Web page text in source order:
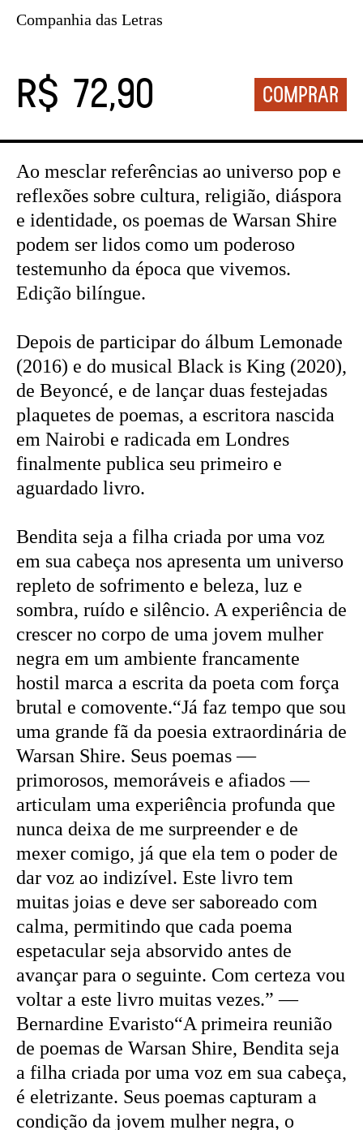
Companhia das Letras
R$ 72,90
Ao mesclar referências ao universo pop e
reflexões sobre cultura, religião, diáspora
e identidade, os poemas de Warsan Shire
podem ser lidos como um poderoso
testemunho da época que vivemos.
Edição bilíngue.
Depois de participar do álbum Lemonade
(2016) e do musical Black is King (2020),
de Beyoncé, e de lançar duas festejadas
plaquetes de poemas, a escritora nascida
em Nairobi e radicada em Londres
finalmente publica seu primeiro e
aguardado livro.
Bendita seja a filha criada por uma voz
em sua cabeça nos apresenta um universo
repleto de sofrimento e beleza, luz e
sombra, ruído e silêncio. A experiência de
crescer no corpo de uma jovem mulher
negra em um ambiente francamente
hostil marca a escrita da poeta com força
brutal e comovente.“Já faz tempo que sou
uma grande fã da poesia extraordinária de
Warsan Shire. Seus poemas —
primorosos, memoráveis e afiados —
articulam uma experiência profunda que
nunca deixa de me surpreender e de
mexer comigo, já que ela tem o poder de
dar voz ao indizível. Este livro tem
muitas joias e deve ser saboreado com
calma, permitindo que cada poema
espetacular seja absorvido antes de
avançar para o seguinte. Com certeza vou
voltar a este livro muitas vezes.” —
Bernardine Evaristo“A primeira reunião
de poemas de Warsan Shire, Bendita seja
a filha criada por uma voz em sua cabeça,
é eletrizante. Seus poemas capturam a
condição da jovem mulher negra, o